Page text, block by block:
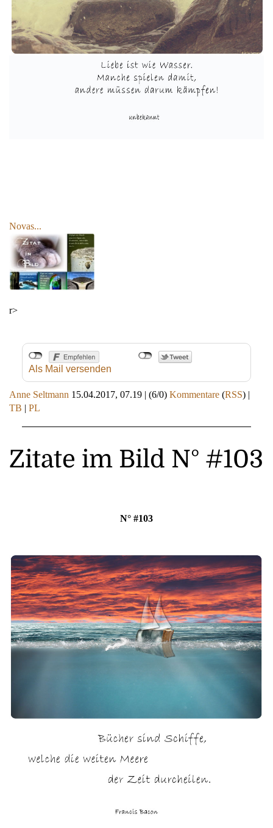
Novas...
r>
Als Mail versenden
Anne Seltmann 15.04.2017, 07.19 | (6/0) Kommentare (RSS) |
TB | PL
Zitate im Bild N° #103
N° #103